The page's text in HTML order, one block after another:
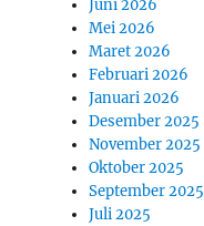
Juni 2026
Mei 2026
Maret 2026
Februari 2026
Januari 2026
Desember 2025
November 2025
Oktober 2025
September 2025
Juli 2025